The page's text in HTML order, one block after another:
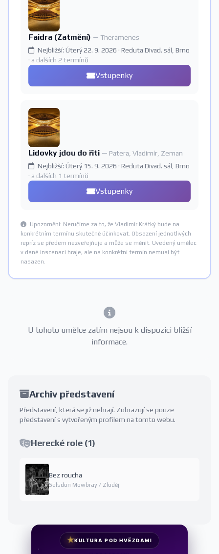
Faidra (Zatmění) — Theramenes
Nejbližší: Úterý 22. 9. 2026 · Reduta Divad. sál, Brno
· a dalších 2 termínů
Vstupenky
Lidovky jdou do řiti — Patera, Vladimír, Zeman
Nejbližší: Úterý 15. 9. 2026 · Reduta Divad. sál, Brno
· a dalších 1 termínů
Vstupenky
Upozornění: Neručíme za to, že Vladimír Krátký bude na
konkrétním termínu skutečně účinkovat. Obsazení jednotlivých
repríz se předem nezveřejňuje a může se měnit. Uvedený umělec
v dané inscenaci hraje, ale na konkrétní termín nemusí být
nasazen.
U tohoto umělce zatím nejsou k dispozici bližší
informace.
Archiv představení
Představení, která se již nehrají. Zobrazují se pouze
představení s vytvořeným profilem na tomto webu.
Herecké role (1)
Bez roucha
Selsdon Mowbray / Zloděj
★KULTURA POD HVĚZDAMI